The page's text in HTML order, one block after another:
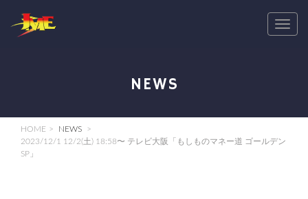
T
a
NEWS
HOME
NEWS
2023/12/1 12/2(土) 18:58〜 テレビ大阪「もしものマネー道 ゴールデン
SP」